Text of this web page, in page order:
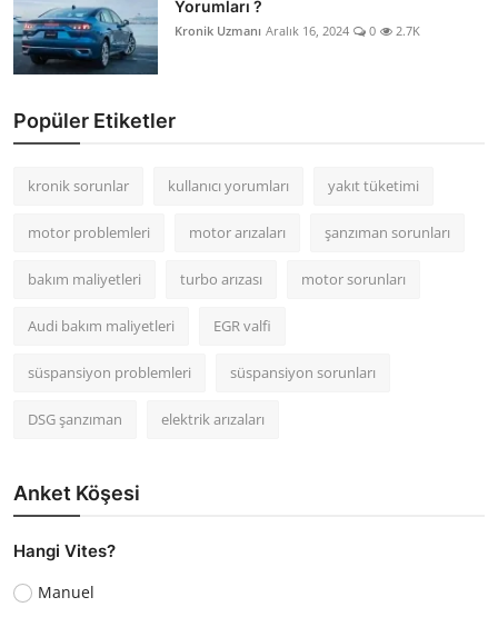
Yorumları ?
Kronik Uzmanı Aralık 16, 2024 0 2.7K
Popüler Etiketler
kronik sorunlar kullanıcı yorumları yakıt tüketimi
motor problemleri motor arızaları şanzıman sorunları
bakım maliyetleri turbo arızası motor sorunları
Audi bakım maliyetleri EGR valfi
süspansiyon problemleri süspansiyon sorunları
DSG şanzıman elektrik arızaları
Anket Köşesi
Hangi Vites?
Manuel